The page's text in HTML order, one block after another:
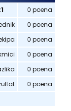
0 poena
0 poena
0 poena
0 poena
0 poena
0 poena